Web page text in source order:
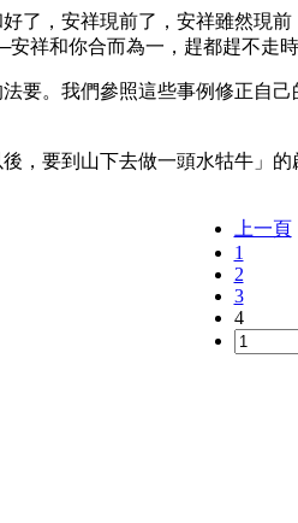
了，安祥現前了，安祥雖然現
祥和你合而為一，趕都趕不走
要。我們參照這些事例修正自
，要到山下去做一頭水牯牛」
上一頁
1
2
3
4